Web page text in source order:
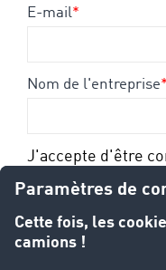
E-mail*
Nom de l'entreprise*
J'accepte d'être
m'informe
produits et